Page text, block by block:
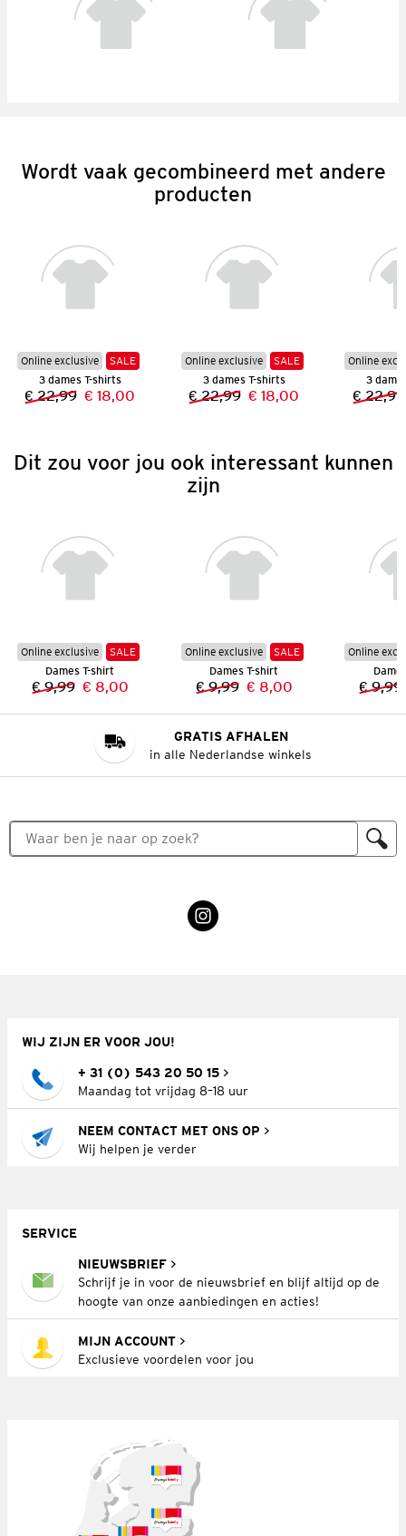
Wordt vaak gecombineerd met andere
producten
Online exclusive
SALE
3 dames T-shirts
Vorige prijs:
€ 22,99 Nieuwe prijs:
€ 18,00
Online exclusive
SALE
3 dames T-shirts
Vorige prijs:
€ 22,99 Nieuwe prijs:
€ 18,00
Online
3
€ 22,99
Dit zou voor jou ook interessant kunnen
zijn
Online exclusive
SALE
Dames T-shirt
Vorige prijs:
€ 9,99 Nieuwe prijs:
€ 8,00
Online exclusive
SALE
Dames T-shirt
Vorige prijs:
€ 9,99 Nieuwe prijs:
€ 8,00
Online
€ 9,99
GRATIS AFHALEN
in alle Nederlandse winkels
WIJ ZIJN ER VOOR JOU!
+ 31 (0) 543 20 50 15
Maandag tot vrijdag 8–18 uur
NEEM CONTACT MET ONS OP
Wij helpen je verder
SERVICE
NIEUWSBRIEF
Schrijf je in voor de nieuwsbrief en blijf altijd op de
hoogte van onze aanbiedingen en acties!
MIJN ACCOUNT
Exclusieve voordelen voor jou